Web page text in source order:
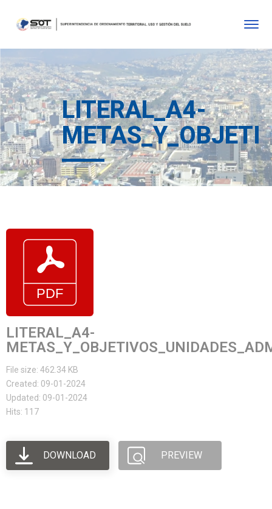
LITERAL_A4-
LITERAL_A4-
File size: 462.34 KB
Created: 09-01-2024
Updated: 09-01-2024
Hits: 117
DOWNLOAD PREVIEW